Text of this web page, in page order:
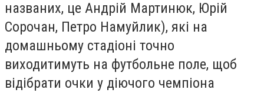
названих, це Андрій Мартинюк, Юрій
Сорочан, Петро Намуйлик), які на
домашньому стадіоні точно
виходитимуть на футбольне поле, щоб
відібрати очки у діючого чемпіона